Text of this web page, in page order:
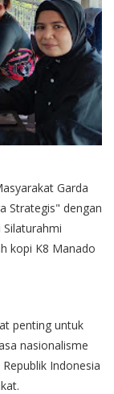
Garda
Strategis" dengan
kopi K8 Manado
penting untuk
nasionalisme
Indonesia